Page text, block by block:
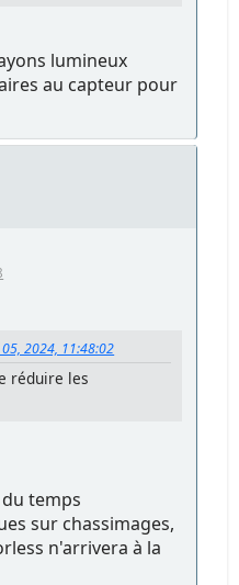
lumineux
au capteur pour
2024, 11:48:02
réduire les
temps
sur chassimages,
n'arrivera à la